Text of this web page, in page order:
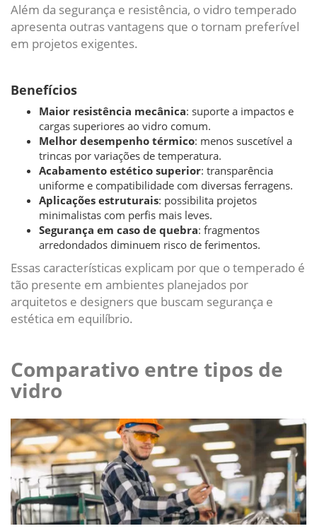
Além da segurança e resistência, o vidro temperado
apresenta outras vantagens que o tornam preferível
em projetos exigentes.
Benefícios
Maior resistência mecânica: suporte a impactos e
cargas superiores ao vidro comum.
Melhor desempenho térmico: menos suscetível a
trincas por variações de temperatura.
Acabamento estético superior: transparência
uniforme e compatibilidade com diversas ferragens.
Aplicações estruturais: possibilita projetos
minimalistas com perfis mais leves.
Segurança em caso de quebra: fragmentos
arredondados diminuem risco de ferimentos.
Essas características explicam por que o temperado é
tão presente em ambientes planejados por
arquitetos e designers que buscam segurança e
estética em equilíbrio.
Comparativo entre tipos de
vidro